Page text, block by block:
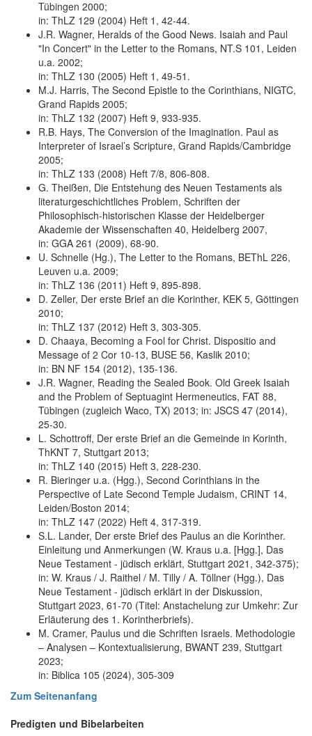
Tübingen 2000;
in: ThLZ 129 (2004) Heft 1, 42-44.
J.R. Wagner, Heralds of the Good News. Isaiah and Paul
"In Concert" in the Letter to the Romans, NT.S 101, Leiden
u.a. 2002;
in: ThLZ 130 (2005) Heft 1, 49-51.
M.J. Harris, The Second Epistle to the Corinthians, NIGTC,
Grand Rapids 2005;
in: ThLZ 132 (2007) Heft 9, 933-935.
R.B. Hays, The Conversion of the Imagination. Paul as
Interpreter of Israel’s Scripture, Grand Rapids/Cambridge
2005;
in: ThLZ 133 (2008) Heft 7/8, 806-808.
G. Theißen, Die Entstehung des Neuen Testaments als
literaturgeschichtliches Problem, Schriften der
Philosophisch-historischen Klasse der Heidelberger
Akademie der Wissenschaften 40, Heidelberg 2007,
in: GGA 261 (2009), 68-90.
U. Schnelle (Hg.), The Letter to the Romans, BEThL 226,
Leuven u.a. 2009;
in: ThLZ 136 (2011) Heft 9, 895-898.
D. Zeller, Der erste Brief an die Korinther, KEK 5, Göttingen
2010;
in: ThLZ 137 (2012) Heft 3, 303-305.
D. Chaaya, Becoming a Fool for Christ. Dispositio and
Message of 2 Cor 10-13, BUSE 56, Kaslik 2010;
in: BN NF 154 (2012), 135-136.
J.R. Wagner, Reading the Sealed Book. Old Greek Isaiah
and the Problem of Septuagint Hermeneutics, FAT 88,
Tübingen (zugleich Waco, TX) 2013; in: JSCS 47 (2014),
25-30.
L. Schottroff, Der erste Brief an die Gemeinde in Korinth,
ThKNT 7, Stuttgart 2013;
in: ThLZ 140 (2015) Heft 3, 228-230.
R. Bieringer u.a. (Hgg.), Second Corinthians in the
Perspective of Late Second Temple Judaism, CRINT 14,
Leiden/Boston 2014;
in: ThLZ 147 (2022) Heft 4, 317-319.
S.L. Lander, Der erste Brief des Paulus an die Korinther.
Einleitung und Anmerkungen (W. Kraus u.a. [Hgg.], Das
Neue Testament - jüdisch erklärt, Stuttgart 2021, 342-375);
in: W. Kraus / J. Raithel / M. Tilly / A. Töllner (Hgg.), Das
Neue Testament - jüdisch erklärt in der Diskussion,
Stuttgart 2023, 61-70 (Titel: Anstachelung zur Umkehr: Zur
Erläuterung des 1. Korintherbriefs).
M. Cramer, Paulus und die Schriften Israels. Methodologie
– Analysen – Kontextualisierung, BWANT 239, Stuttgart
2023;
in: Biblica 105 (2024), 305-309
Zum Seitenanfang
Predigten und Bibelarbeiten